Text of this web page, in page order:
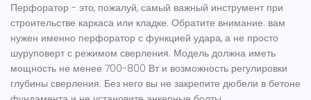
Перфоратор - это, пожалуй, самый важный инструмент при
строительстве каркаса или кладке. Обратите внимание: вам
нужен именно перфоратор с функцией удара, а не просто
шуруповерт с режимом сверления. Модель должна иметь
мощность не менее 700-800 Вт и возможность регулировки
глубины сверления. Без него вы не закрепите дюбели в бетоне